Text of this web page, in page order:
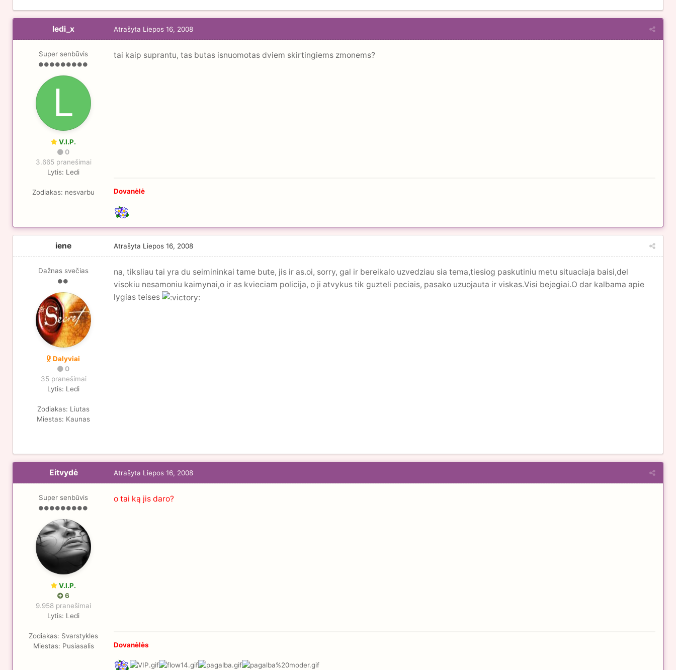
ledi_x
Super senbūvis
V.I.P.
0
3.665 pranešimai
Lytis: Ledi
Zodiakas: nesvarbu
Atrašyta Liepos 16, 2008
tai kaip suprantu, tas butas isnuomotas dviem skirtingiems zmonems?
Dovanėlė
iene
Dažnas svečias
Dalyviai
0
35 pranešimai
Lytis: Ledi
Zodiakas: Liutas
Miestas: Kaunas
Atrašyta Liepos 16, 2008
na, tiksliau tai yra du seimininkai tame bute, jis ir as.oi, sorry, gal ir bereikalo uzvedziau sia tema,tiesiog paskutiniu metu situaciaja baisi,del
visokiu nesamoniu kaimynai,o ir as kvieciam policija, o ji atvykus tik guzteli peciais, pasako uzuojauta ir viskas.Visi bejegiai.O dar kalbama apie
lygias teises
Eitvydė
Super senbūvis
V.I.P.
6
9.958 pranešimai
Lytis: Ledi
Zodiakas: Svarstykles
Miestas: Pusiasalis
Atrašyta Liepos 16, 2008
o tai ką jis daro?
Dovanėlės